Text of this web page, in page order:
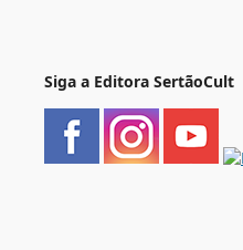
Siga a Editora SertãoCult